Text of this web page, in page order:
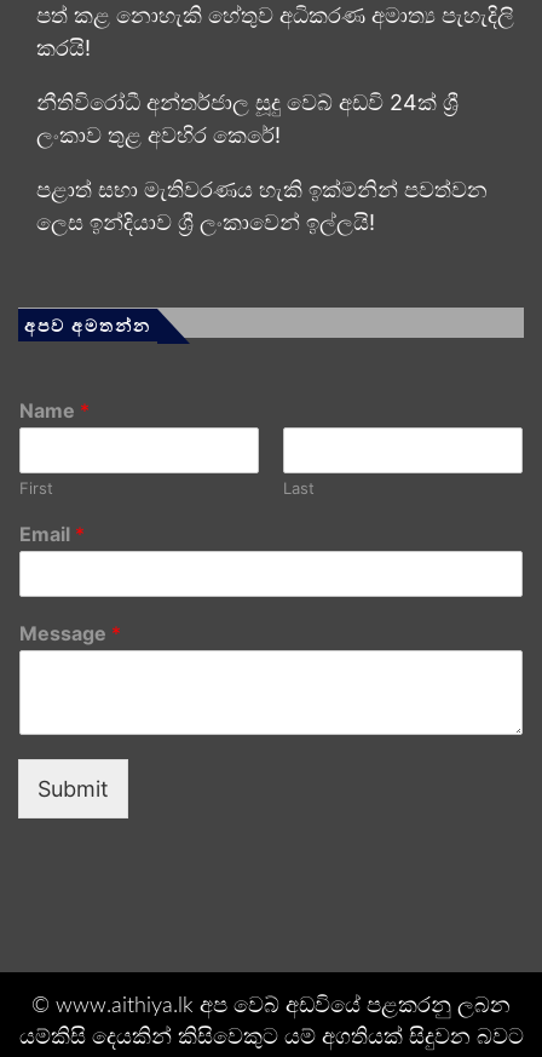
පත් කළ නොහැකි හේතුව අධිකරණ අමාත්‍ය පැහැදිලි
කරයි!
නීතිවිරෝධී අන්තර්ජාල සූදු වෙබ් අඩවි 24ක් ශ්‍රී
ලංකාව තුළ අවහිර කෙරේ!
පළාත් සභා මැතිවරණය හැකි ඉක්මනින් පවත්වන
ලෙස ඉන්දියාව ශ්‍රී ලංකාවෙන් ඉල්ලයි!
අපව අමතන්න
Name *
First Last
Email *
Message *
Submit
© www.aithiya.lk අප වෙබ් අඩවියේ පළකරනු ලබන
යම්කිසි දෙයකින් කිසිවෙකුට යම් අගතියක් සිදුවන බවට